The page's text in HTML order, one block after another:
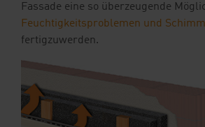
Fassade eine so überzeugende
Feuchtigkeitsproblemen und
fertigzuwerden.